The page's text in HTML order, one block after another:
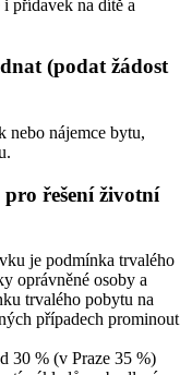
přídavek na dítě a
(podat žádost
nebo nájemce bytu,
řešení životní
je podmínka trvalého
oprávněné osoby a
trvalého pobytu na
případech prominout
30 % (v Praze 35 %)